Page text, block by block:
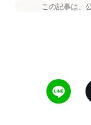
この記事は、